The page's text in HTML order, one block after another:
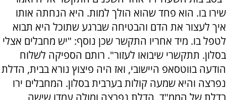
שירו בו. הוא פחד שהוא הולך למות. היא הנחתה אותו
איך לעצור את הדם והבטיחה שברגע שתוכל היא תבוא
לטפל בו. מיד אחריו התקשר שכן נוסף: "יש מחבלים אצלי
בסלון. תתקשרי שיבואו לעזור". רותם הספיקה לשלוח
הודעה בווטסאפ היישובי, ואז היה פיצוץ נורא בבית, הדלת
נפרצה והיא שמעה קולות בערבית בסלון. המחבלים ירו